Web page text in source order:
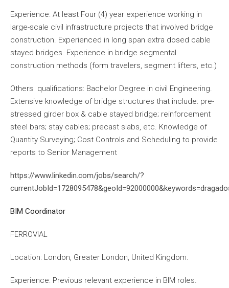
Experience: At least Four (4) year experience working in
large-scale civil infrastructure projects that involved bridge
construction. Experienced in long span extra dosed cable
stayed bridges. Experience in bridge segmental
construction methods (form travelers, segment lifters, etc.)
Others qualifications: Bachelor Degree in civil Engineering.
Extensive knowledge of bridge structures that include: pre-
stressed girder box & cable stayed bridge; reinforcement
steel bars; stay cables; precast slabs, etc. Knowledge of
Quantity Surveying; Cost Controls and Scheduling to provide
reports to Senior Management
https://www.linkedin.com/jobs/search/?
BIM Coordinator
FERROVIAL
Location: London, Greater London, United Kingdom.
Experience: Previous relevant experience in BIM roles.